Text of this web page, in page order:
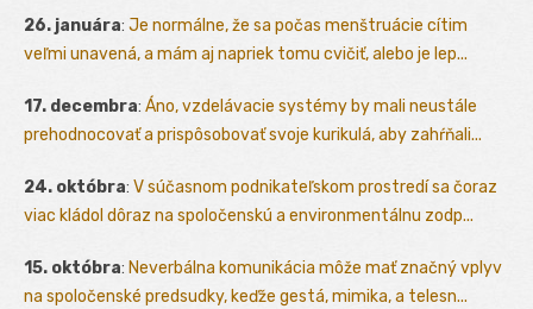
26. januára: Je normálne, že sa počas menštruácie cítim
veľmi unavená, a mám aj napriek tomu cvičiť, alebo je lep...
17. decembra: Áno, vzdelávacie systémy by mali neustále
prehodnocovať a prispôsobovať svoje kurikulá, aby zahŕňali...
24. októbra: V súčasnom podnikateľskom prostredí sa čoraz
viac kládol dôraz na spoločenskú a environmentálnu zodp...
15. októbra: Neverbálna komunikácia môže mať značný vplyv
na spoločenské predsudky, keďže gestá, mimika, a telesn...